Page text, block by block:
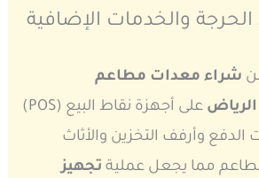
والخدمات الإضافية
شراء معدات مطاعم
على أجهزة نقاط البيع (POS)
وأرفف التخزين والأثاث
مما يجعل عملية تجهيز